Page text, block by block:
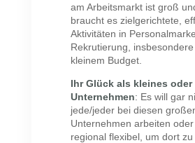
am Arbeitsmarkt ist groß
braucht es zielgerichtete,
Aktivitäten in
Rekrutierung,
kleinem Budget.
Ihr Glück als kleines oder
Unternehmen: Es will gar
jede/jeder bei diesen
Unternehmen arbeiten
regional flexibel, um dort zu